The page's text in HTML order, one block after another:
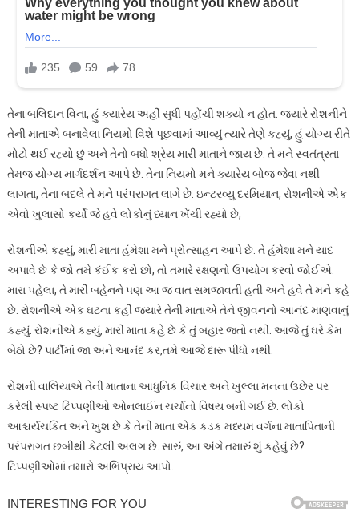
તેના બલિદાન વિના, હું ક્યારેય અહીં સુધી પહોંચી શક્યો ન હોત. જ્યારે રોશનીને
તેની માતાએ બનાવેલા નિયમો વિશે પૂછવામાં આવ્યું ત્યારે તેણે કહ્યું, હું યોગ્ય રીતે
મોટો થઈ રહ્યો છું અને તેનો બધો શ્રેય મારી માતાને જાય છે. તે મને સ્વતંત્રતા
તેમજ યોગ્ય માર્ગદર્શન આપે છે. તેના નિયમો મને ક્યારેય બોજ જેવા નથી
લાગતા, તેના બદલે તે મને પરંપરાગત લાગે છે. ઇન્ટરવ્યુ દરમિયાન, રોશનીએ એક
એવો ખુલાસો કર્યો જે હવે લોકોનું ધ્યાન ખેંચી રહ્યો છે,
રોશનીએ કહ્યું, મારી માતા હંમેશા મને પ્રોત્સાહન આપે છે. તે હંમેશા મને યાદ
અપાવે છે કે જો તમે કંઈક કરો છો, તો તમારે રક્ષણનો ઉપયોગ કરવો જોઈએ.
મારા પહેલા, તે મારી બહેનને પણ આ જ વાત સમજાવતી હતી અને હવે તે મને કહે
છે. રોશનીએ એક ઘટના કહી જ્યારે તેની માતાએ તેને જીવનનો આનંદ માણવાનું
કહ્યું. રોશનીએ કહ્યું, મારી માતા કહે છે કે તું બહાર જતો નથી. આજે તું ઘરે કેમ
બેઠો છે? પાર્ટીમાં જા અને આનંદ કર,તમે આજે દારૂ પીધો નથી.
રોશની વાલિયાએ તેની માતાના આધુનિક વિચાર અને ખુલ્લા મનના ઉછેર પર
કરેલી સ્પષ્ટ ટિપ્પણીઓ ઓનલાઈન ચર્ચાનો વિષય બની ગઈ છે. લોકો
આશ્ચર્યચકિત અને ખુશ છે કે તેની માતા એક કડક મધ્યમ વર્ગના માતાપિતાની
પરંપરાગત છબીથી કેટલી અલગ છે. સારું, આ અંગે તમારું શું કહેવું છે?
ટિપ્પણીઓમાં તમારો અભિપ્રાય આપો.